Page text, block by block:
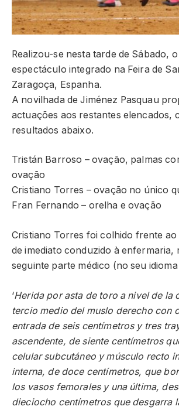
Realizou-se nesta tarde de Sábado,
espectáculo integrado na Feira de
Zaragoça, Espanha.
A novilhada de Jiménez Pasquau
actuações aos restantes elencados,
resultados abaixo.
Tristán Barroso – ovação, palmas
ovação
Cristiano Torres – ovação no único
Fran Fernando – orelha e ovação
Cristiano Torres foi colhido frente
de imediato conduzido à enfermaria,
seguinte parte médico (no seu
‘Herida por asta de toro a nivel de la
tercio medio del muslo derecho con
entrada de seis centímetros y tres
ascendente, de siente centímetros
celular subcutáneo y músculo recto
interna, de doce centímetros, que
los vasos femorales y una última,
dieciocho centímetros que desgarra